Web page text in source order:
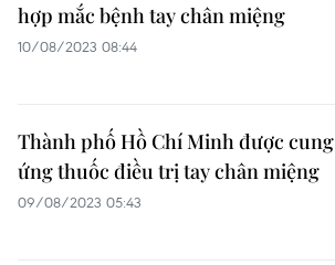
hợp mắc bệnh tay chân miệng
10/08/2023 08:44
Thành phố Hồ Chí Minh được cung
ứng thuốc điều trị tay chân miệng
09/08/2023 05:43